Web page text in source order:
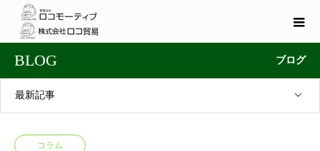
BLOG ブログ
最新記事
コラム